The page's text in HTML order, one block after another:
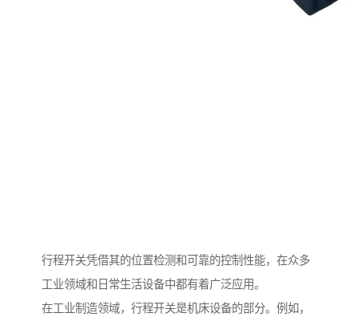
行程开关凭借其的位置检测和可靠的控制性能，在众多
工业领域和日常生活设备中都有着广泛应用。
在工业制造领域，行程开关是机床设备的部分。例如，